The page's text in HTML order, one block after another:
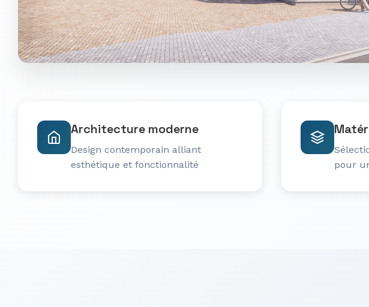
Architecture moderne
Design contemporain alliant
esthétique et fonctionnalité
pour